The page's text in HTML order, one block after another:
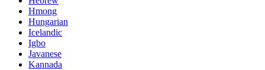
Hmong
Hungarian
Icelandic
Igbo
Javanese
Kannada